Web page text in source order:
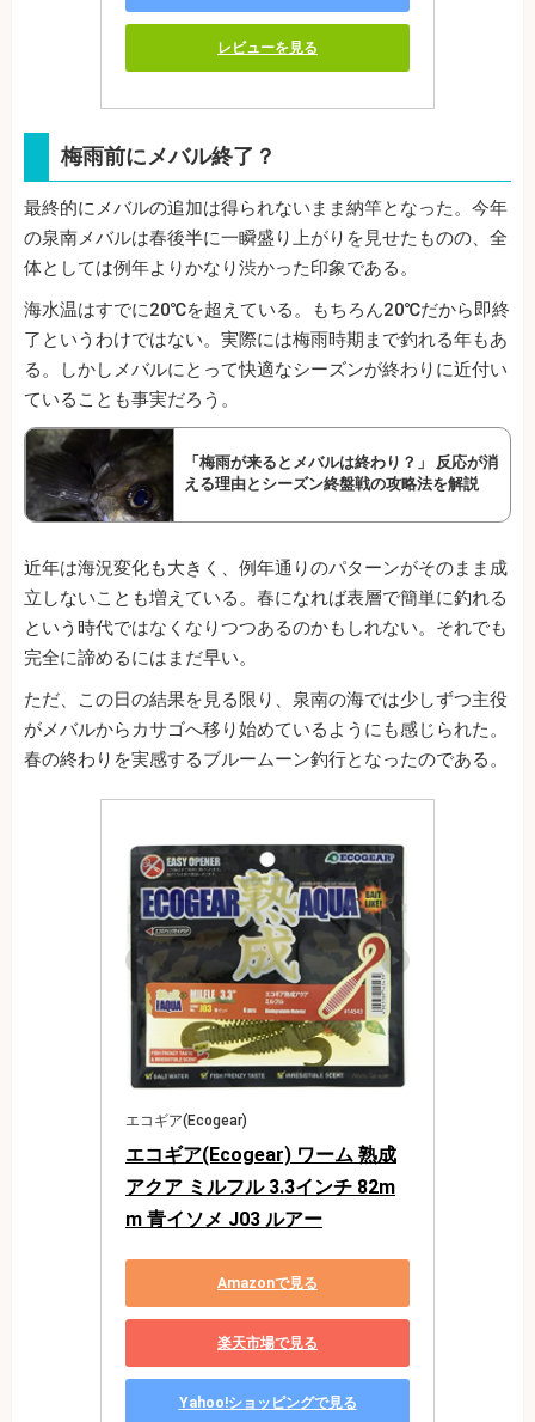
レビューを見る
梅雨前にメバル終了？
最終的にメバルの追加は得られないまま納竿となった。今年
の泉南メバルは春後半に一瞬盛り上がりを見せたものの、全
体としては例年よりかなり渋かった印象である。
海水温はすでに20℃を超えている。もちろん20℃だから即終
了というわけではない。実際には梅雨時期まで釣れる年もあ
る。しかしメバルにとって快適なシーズンが終わりに近付い
ていることも事実だろう。
「梅雨が来るとメバルは終わり？」 反応が消
える理由とシーズン終盤戦の攻略法を解説
近年は海況変化も大きく、例年通りのパターンがそのまま成
立しないことも増えている。春になれば表層で簡単に釣れる
という時代ではなくなりつつあるのかもしれない。それでも
完全に諦めるにはまだ早い。
ただ、この日の結果を見る限り、泉南の海では少しずつ主役
がメバルからカサゴへ移り始めているようにも感じられた。
春の終わりを実感するブルームーン釣行となったのである。
エコギア(Ecogear)
エコギア(Ecogear) ワーム 熟成
アクア ミルフル 3.3インチ 82m
m 青イソメ J03 ルアー
Amazonで見る
楽天市場で見る
Yahoo!ショッピングで見る